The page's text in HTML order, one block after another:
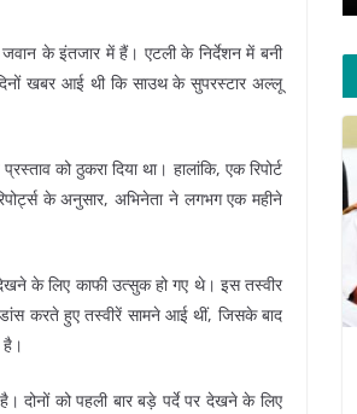
के इंतजार में हैं। एटली के निर्देशन में बनी
खबर आई थी कि साउथ के सुपरस्टार अल्लू
को ठुकरा दिया था। हालांकि, एक रिपोर्ट
के अनुसार, अभिनेता ने लगभग एक महीने
के लिए काफी उत्सुक हो गए थे। इस तस्वीर
करते हुए तस्वीरें सामने आई थीं, जिसके बाद
है।
दोनों को पहली बार बड़े पर्दे पर देखने के लिए